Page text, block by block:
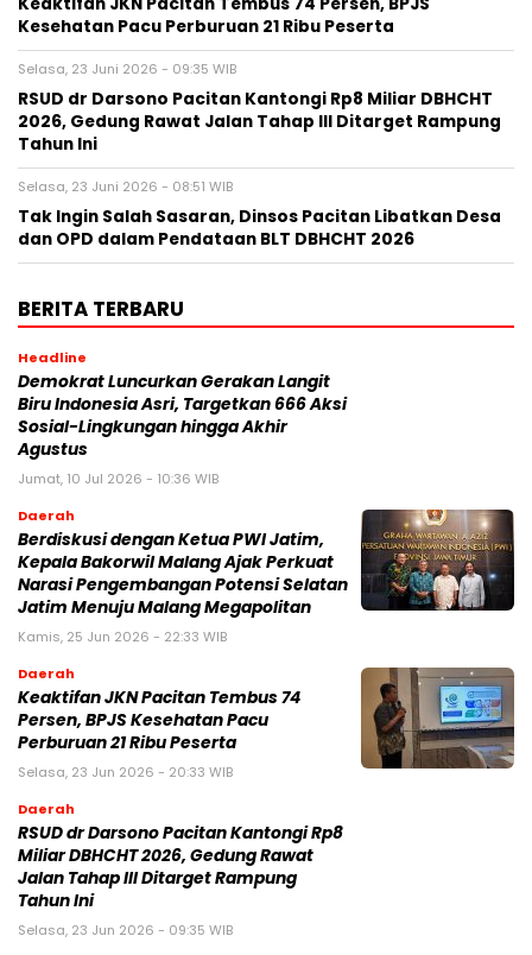
Keaktifan JKN Pacitan Tembus 74 Persen, BPJS
Kesehatan Pacu Perburuan 21 Ribu Peserta
Selasa, 23 Juni 2026 - 09:35 WIB
RSUD dr Darsono Pacitan Kantongi Rp8 Miliar DBHCHT
2026, Gedung Rawat Jalan Tahap III Ditarget Rampung
Tahun Ini
Selasa, 23 Juni 2026 - 08:51 WIB
Tak Ingin Salah Sasaran, Dinsos Pacitan Libatkan Desa
dan OPD dalam Pendataan BLT DBHCHT 2026
BERITA TERBARU
Headline
Demokrat Luncurkan Gerakan Langit
Biru Indonesia Asri, Targetkan 666 Aksi
Sosial-Lingkungan hingga Akhir
Agustus
Jumat, 10 Jul 2026 - 10:36 WIB
Daerah
Berdiskusi dengan Ketua PWI Jatim,
Kepala Bakorwil Malang Ajak Perkuat
Narasi Pengembangan Potensi Selatan
Jatim Menuju Malang Megapolitan
Kamis, 25 Jun 2026 - 22:33 WIB
Daerah
Keaktifan JKN Pacitan Tembus 74
Persen, BPJS Kesehatan Pacu
Perburuan 21 Ribu Peserta
Selasa, 23 Jun 2026 - 20:33 WIB
Daerah
RSUD dr Darsono Pacitan Kantongi Rp8
Miliar DBHCHT 2026, Gedung Rawat
Jalan Tahap III Ditarget Rampung
Tahun Ini
Selasa, 23 Jun 2026 - 09:35 WIB